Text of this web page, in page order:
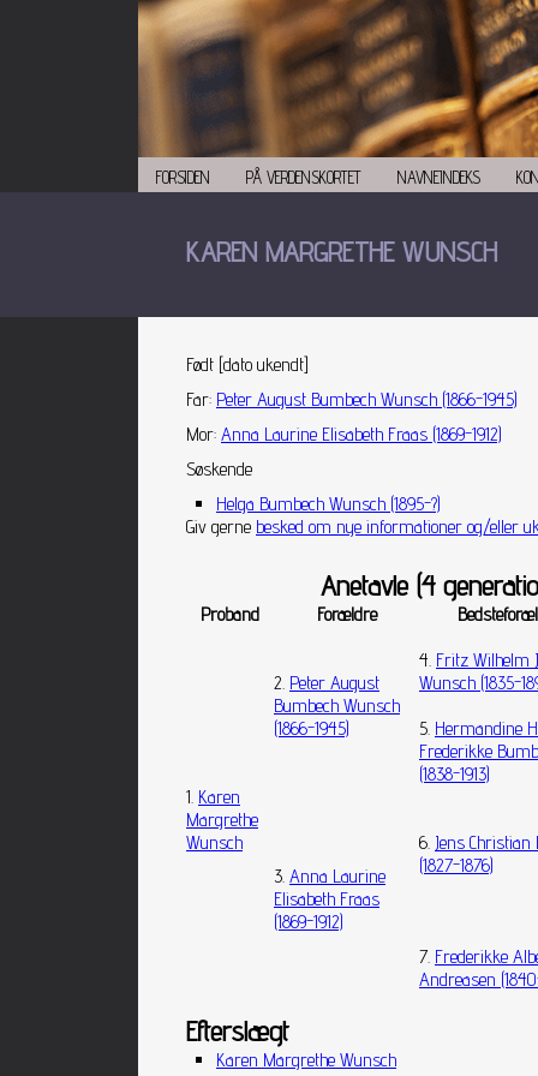
FORSIDEN PÅ VERDENSKORTET NAVNEINDEKS
KAREN MARGRETHE WUNSCH
Født [dato ukendt]
Far: Peter August Bumbech Wunsch (1866-1945)
Mor: Anna Laurine Elisabeth Fraas (1869-1912)
Søskende
Helga Bumbech Wunsch (1895-?)
Giv gerne besked om nye informationer og/eller
Anetavle (4
Proband Forældre
1. Karen
Margrethe
Wunsch
2. Peter August
Bumbech Wunsch
(1866-1945)
4. Fritz Wilhelm
Wunsch (1835-
5. Hermandine
Frederikke
(1838-1913)
3. Anna Laurine
Elisabeth Fraas
(1869-1912)
6. Jens Christian
(1827-1876)
7. Frederikke
Andreasen
Efterslægt
Karen Margrethe Wunsch